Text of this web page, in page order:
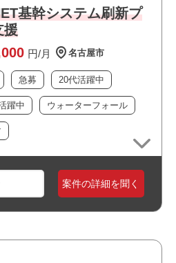
基幹システム刷新プ
援
円/月 名古屋市
急募 20代活躍中
躍中 ウォーターフォール
案件の詳細を聞く
経験（Word、Excel、PowerPoi
経験
件です